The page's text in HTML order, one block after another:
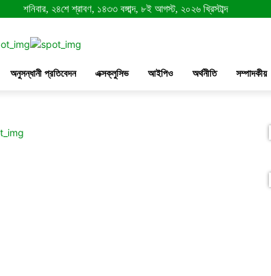
শনিবার, ২৪শে শ্রাবণ, ১৪৩৩ বঙ্গাব্দ, ৮ই আগস্ট, ২০২৬ খ্রিস্টাব্দ
অনুসন্ধানী প্রতিবেদন এক্সক্লুসিভ আইপিও অর্থনীতি সম্পাদকীয়